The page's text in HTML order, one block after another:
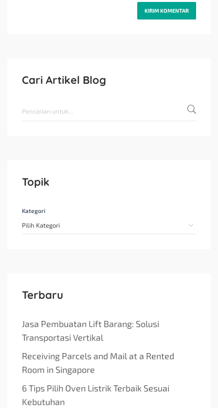
Cari Artikel Blog
Topik
Kategori
Terbaru
Jasa Pembuatan Lift Barang: Solusi
Transportasi Vertikal
Receiving Parcels and Mail at a Rented
Room in Singapore
6 Tips Pilih Oven Listrik Terbaik Sesuai
Kebutuhan